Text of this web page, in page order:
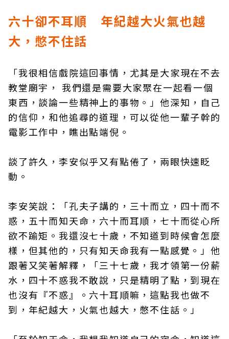
六十卻不耳順 年紀越大火氣也越
大，憋不住話
「我很相信戲院這回事情，尤其是大家現在不去
教堂廟宇， 我們還是需要大家聚在一起看一個
東西，談論一些精神上的事物。」他深知，自己
的信仰，和他追尋的道理，可以從他一輩子幹的
電影工作中，瞧出點端倪。
談了許久，李安似乎又有點倦了，兩眼快速眨
動。
李安笑說：「孔夫子講的，三十而立，四十而不
惑，五十而知天命，六十而耳順，七十而從心所
欲不踰矩。我還沒七十歲，不知道到時候會怎麼
樣，但其他的，只有知天命我有一點感覺。」他
跟著又笑著解釋，「三十七歲，我才領第一份薪
水，四十不惑我不敢說，只是精明了點，到現在
也沒有『不惑』。六十耳順嘛，這點我也做不
到，年紀越大，火氣也越大，憋不住話。」